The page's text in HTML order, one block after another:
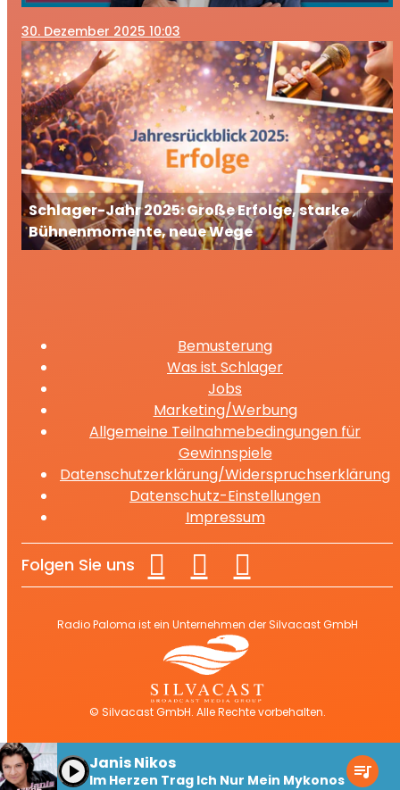
30. Dezember 2025 10:03
Schlager-Jahr 2025: Große Erfolge, starke
Bühnenmomente, neue Wege
Bemusterung
Was ist Schlager
Jobs
Marketing/Werbung
Allgemeine Teilnahmebedingungen für
Gewinnspiele
Datenschutzerklärung/Widerspruchserklärung
Datenschutz-Einstellungen
Impressum
Folgen Sie uns
Radio Paloma ist ein Unternehmen der Silvacast GmbH
© Silvacast GmbH. Alle Rechte vorbehalten.
play_arrow Janis Nikos
Im Herzen Trag Ich Nur Mein Mykonos queue_music